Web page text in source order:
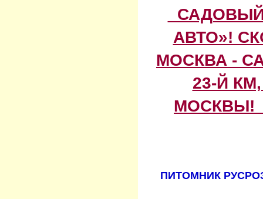
АВТО»!
МОСКВА -
23-Й
МОСКВЫ!
ПИТОМНИК